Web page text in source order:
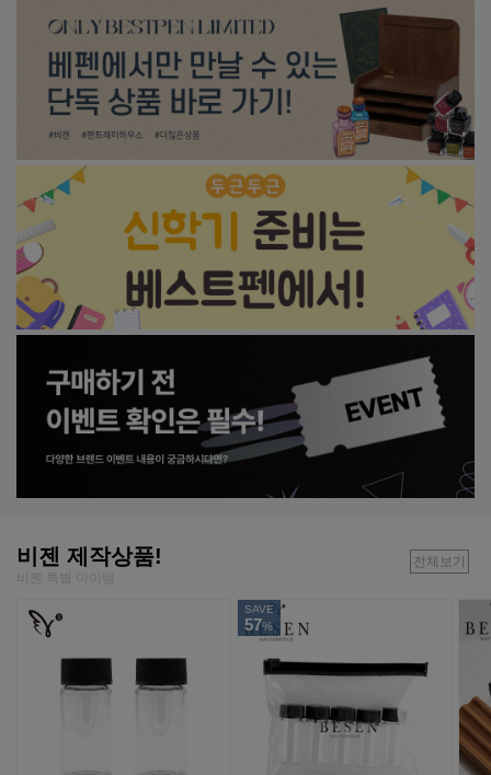
비젠 제작상품!
비젠 특별 아이템
전체보기
SAVE
57%